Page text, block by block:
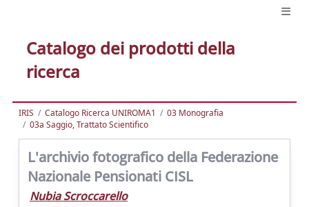
Catalogo dei prodotti della
ricerca
IRIS Catalogo Ricerca UNIROMA1
03 Monografia
03a Saggio, Trattato Scientifico
L'archivio fotografico della Federazione
Nazionale Pensionati CISL
Nubia Scroccarello